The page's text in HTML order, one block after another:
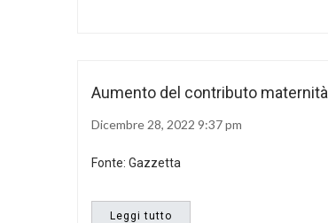
Aumento del contributo maternità
Dicembre 28, 2022 9:37 pm
Fonte: Gazzetta
Leggi tutto